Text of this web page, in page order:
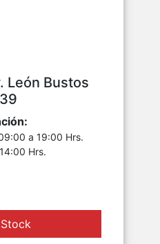
León Bustos
a 19:00 Hrs.
Hrs.